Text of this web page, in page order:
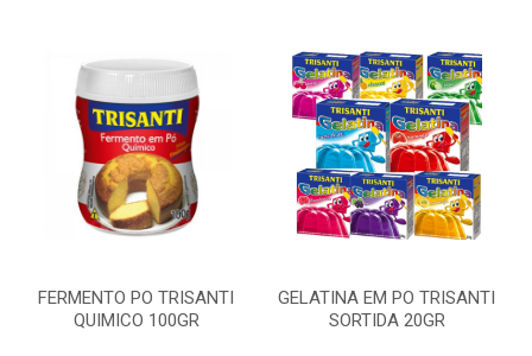
FERMENTO PO TRISANTI
QUIMICO 100GR
GELATINA EM PO TRISANTI
SORTIDA 20GR